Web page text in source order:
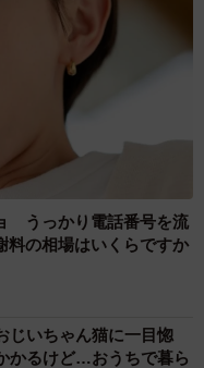
うっかり電話番号を流
の相場はいくらですか
じいちゃん猫に一目惚
るけど…おうちで暮ら